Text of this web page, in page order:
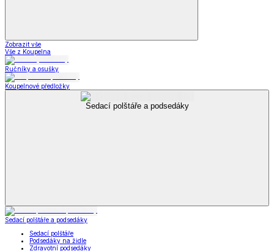
Zobrazit vše
Vše z Koupelna
Ručníky a osušky
Koupelnové předložky
Sedací polštáře a podsedáky
Sedací polštáře a podsedáky
Sedací polštáře
Podsedáky na židle
Zdravotní podsedáky